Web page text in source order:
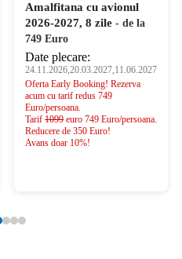
Amalfitana cu avionul
2026-2027, 8 zile - de la
749 Euro
Date plecare:
24.11.2026,20.03.2027,11.06.2027
Oferta Early Booking! Rezerva
acum cu tarif redus 749
Euro/persoana.
Tarif 1099 euro 749 Euro/persoana.
Reducere de 350 Euro!
Avans doar 10%!